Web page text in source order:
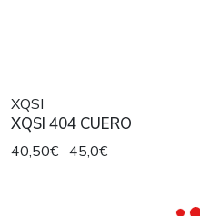
XQSI
XQSI 404 CUERO
40,50€ 45,0€